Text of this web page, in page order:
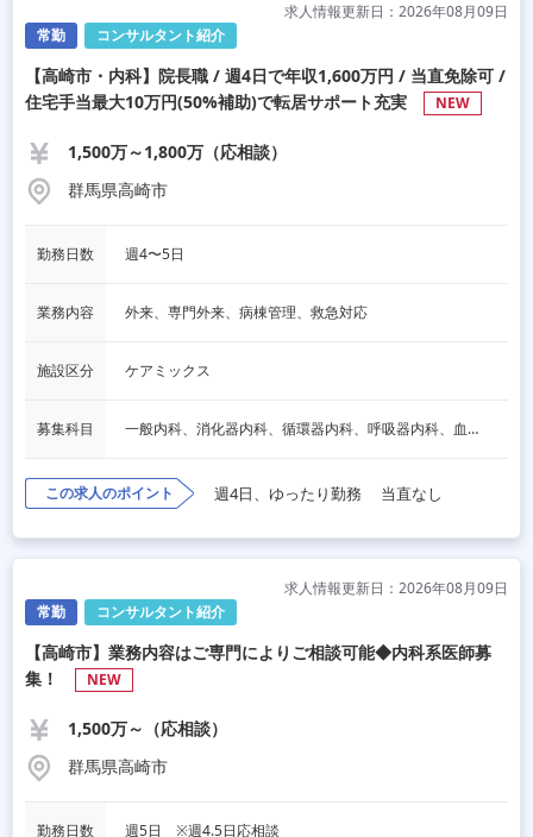
常勤 コンサルタント紹介
求人情報更新日：2026年08月09日
【高崎市・内科】院長職 / 週4日で年収1,600万円 / 当直免除可 /
住宅手当最大10万円(50%補助)で転居サポート充実
NEW
1,500万～1,800万（応相談）
群馬県高崎市
勤務日数 週4〜5日
業務内容 外来、専門外来、病棟管理、救急対応
施設区分 ケアミックス
募集科目 一般内科、消化器内科、循環器内科、呼吸器内科、血液内科、心療内科、脳神経内科、内分泌内科、老人内科
この求人のポイント 週4日、ゆったり勤務 当直なし
常勤 コンサルタント紹介
求人情報更新日：2026年08月09日
【高崎市】業務内容はご専門によりご相談可能◆内科系医師募
集！
NEW
1,500万～（応相談）
群馬県高崎市
勤務日数 週5日　※週4.5日応相談